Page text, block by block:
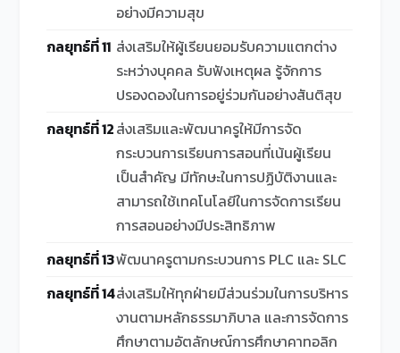
อย่างมีความสุข
กลยุทธ์ที่ 11 ส่งเสริมให้ผู้เรียนยอมรับความแตกต่าง
ระหว่างบุคคล รับฟังเหตุผล รู้จักการ
ปรองดองในการอยู่ร่วมกันอย่างสันติสุข
กลยุทธ์ที่ 12ส่งเสริมและพัฒนาครูให้มีการจัด
กระบวนการเรียนการสอนที่เน้นผู้เรียน
เป็นสำคัญ มีทักษะในการปฏิบัติงานและ
สามารถใช้เทคโนโลยีในการจัดการเรียน
การสอนอย่างมีประสิทธิภาพ
กลยุทธ์ที่ 13พัฒนาครูตามกระบวนการ PLC และ SLC
กลยุทธ์ที่ 14ส่งเสริมให้ทุกฝ่ายมีส่วนร่วมในการบริหาร
งานตามหลักธรรมาภิบาล และการจัดการ
ศึกษาตามอัตลักษณ์การศึกษาคาทอลิก